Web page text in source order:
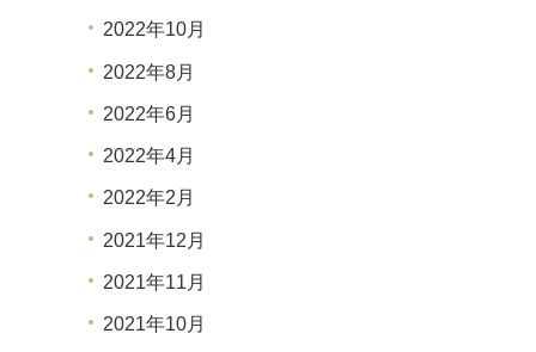
2022年10月
2022年8月
2022年6月
2022年4月
2022年2月
2021年12月
2021年11月
2021年10月